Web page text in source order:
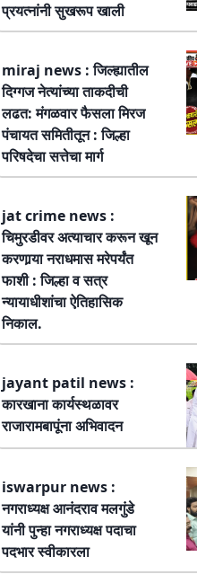
प्रयत्नांनी सुखरूप खाली
miraj news : जिल्ह्यातील
दिग्गज नेत्यांच्या ताकदीची
लढत: मंगळवार फैसला मिरज
पंचायत समितीतून : जिल्हा
परिषदेचा सत्तेचा मार्ग
jat crime news :
चिमुरडीवर अत्याचार करून खून
करणार्‍या नराधमास मरेपर्यंत
फाशी : जिल्हा व सत्र
न्यायाधीशांचा ऐतिहासिक
निकाल.
jayant patil news :
कारखाना कार्यस्थळावर
राजारामबापूंना अभिवादन
iswarpur news :
नगराध्यक्ष आनंदराव मलगुंडे
यांनी पुन्हा नगराध्यक्ष पदाचा
पदभार स्वीकारला